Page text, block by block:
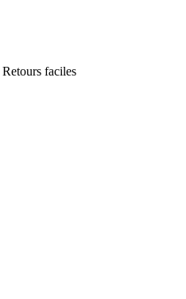
Retours faciles